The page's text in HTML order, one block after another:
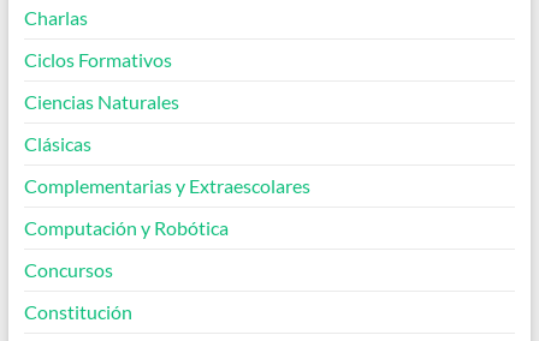
Charlas
Ciclos Formativos
Ciencias Naturales
Clásicas
Complementarias y Extraescolares
Computación y Robótica
Concursos
Constitución